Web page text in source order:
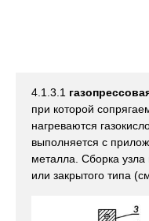
4.1.3.1
при которой
нагреваются
выполняется с
металла. Сборка узла
или закрытого типа